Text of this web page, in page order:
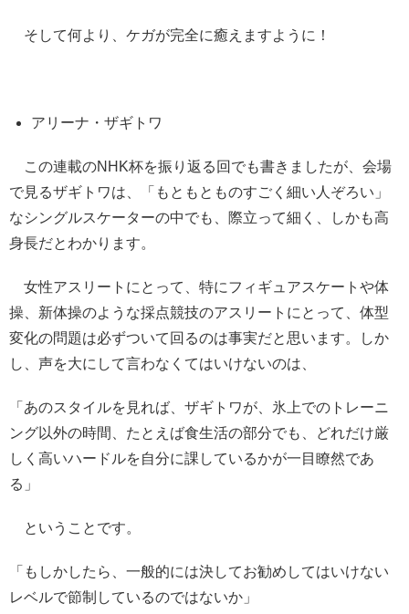
そして何より、ケガが完全に癒えますように！
アリーナ・ザギトワ
この連載のNHK杯を振り返る回でも書きましたが、会場
で見るザギトワは、「もともとものすごく細い人ぞろい」
なシングルスケーターの中でも、際立って細く、しかも高
身長だとわかります。
女性アスリートにとって、特にフィギュアスケートや体
操、新体操のような採点競技のアスリートにとって、体型
変化の問題は必ずついて回るのは事実だと思います。しか
し、声を大にして言わなくてはいけないのは、
「あのスタイルを見れば、ザギトワが、氷上でのトレーニ
ング以外の時間、たとえば食生活の部分でも、どれだけ厳
しく高いハードルを自分に課しているかが一目瞭然であ
る」
ということです。
「もしかしたら、一般的には決してお勧めしてはいけない
レベルで節制しているのではないか」